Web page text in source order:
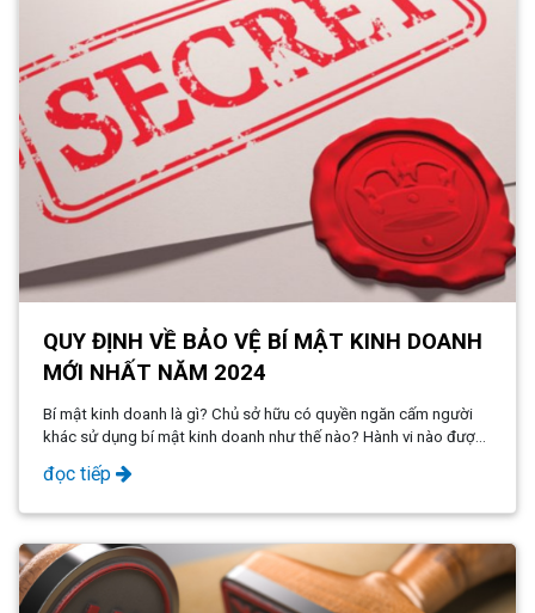
QUY ĐỊNH VỀ BẢO VỆ BÍ MẬT KINH DOANH
MỚI NHẤT NĂM 2024
Bí mật kinh doanh là gì? Chủ sở hữu có quyền ngăn cấm người
khác sử dụng bí mật kinh doanh như thế nào? Hành vi nào được
xem là hành vi xâm phạm bí mật kinh doanh?
đọc tiếp